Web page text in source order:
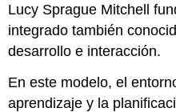
Lucy Sprague Mitchell
integrado también
desarrollo e interacción.
En este modelo, el
aprendizaje y la